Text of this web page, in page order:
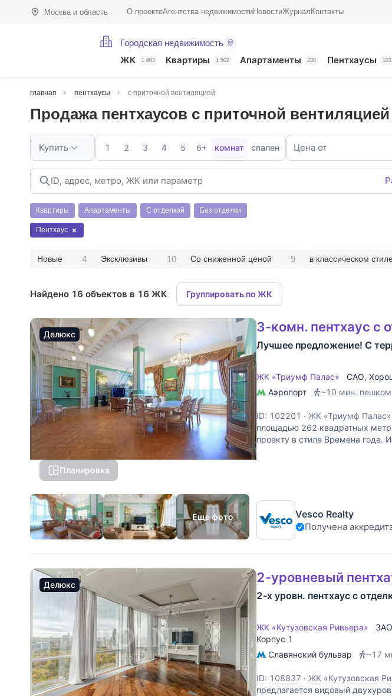
Москва и область О проектеАгентства недвижимостиНовостиЖурнал Контакты
Городская недвижимость
ЖК 1 863 Квартиры 1 502 Апартаменты 238 Пентхаусы 103
главная пентхаусы с приточной вентиляцией
Продажа пентхаусов с приточной
Купить 1 2 3 4 5 6+ комнат спален Цена от
Квартиры Апартаменты С отделкой Без отделки
Пентхаус
Новые 4 Эксклюзивы 10 Со сниженной ценой 9 в классическом
Найдено 16 объектов в 16 ЖК Группировать по ЖК
Делюкс
Планировка
Еще фото
3-комн. пентхаус с
Лучшее предложение! С
ЖК «Триумф Палас» САО,
Аэропорт
~10 мин. пешком
ID: 102201 · ЖК «Триумф Палас»
площадью 262 квадратных
проекту в стиле Времена года.
Vesco Realty
Получена
Делюкс 2-уровневый
2-х уровн. пентхаус с
ЖК «Кутузовская Ривьера» ЗАО
Корпус 1
Славянский бульвар
~17
ID: 108837 · ЖК «Кутузовская
предлагается видовый